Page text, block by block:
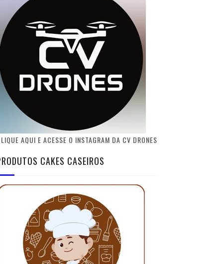
AQUI E ACESSE O INSTAGRAM DA CV DRONES
CAKES CASEIROS